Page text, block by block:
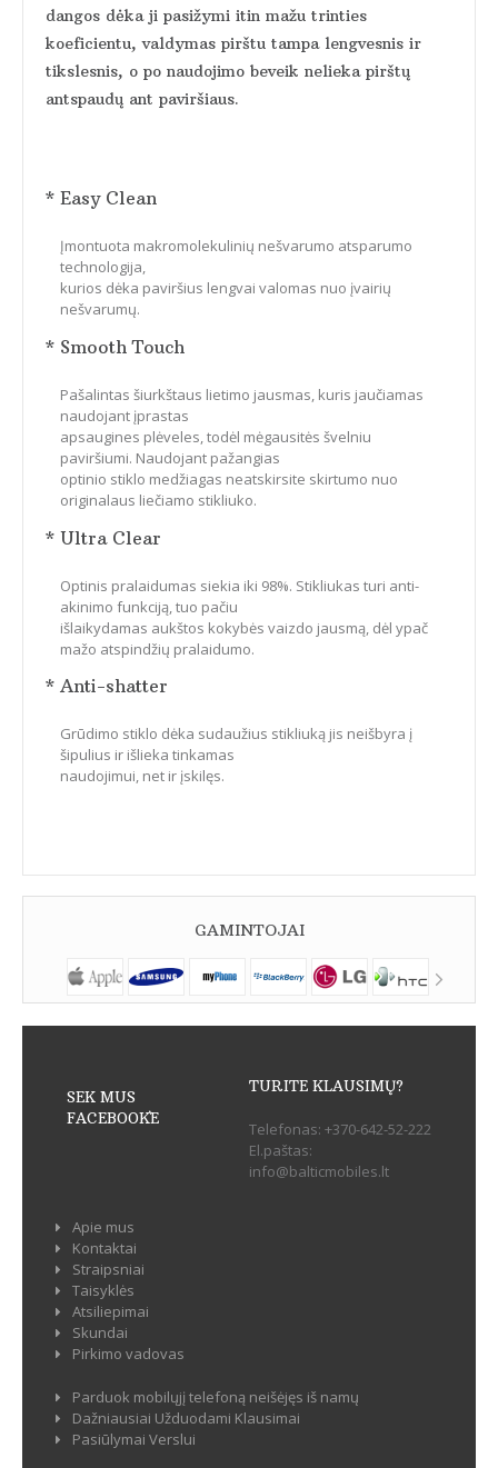
dangos dėka ji pasižymi itin mažu trinties
koeficientu, valdymas pirštu tampa lengvesnis ir
tikslesnis, o po naudojimo beveik nelieka pirštų
antspaudų ant paviršiaus.
* Easy Clean
Įmontuota makromolekulinių nešvarumo atsparumo
technologija,
kurios dėka paviršius lengvai valomas nuo įvairių
nešvarumų.
* Smooth Touch
Pašalintas šiurkštaus lietimo jausmas, kuris jaučiamas
naudojant įprastas
apsaugines plėveles, todėl mėgausitės švelniu
paviršiumi. Naudojant pažangias
optinio stiklo medžiagas neatskirsite skirtumo nuo
originalaus liečiamo stikliuko.
* Ultra Clear
Optinis pralaidumas siekia iki 98%. Stikliukas turi anti-
akinimo funkciją, tuo pačiu
išlaikydamas aukštos kokybės vaizdo jausmą, dėl ypač
mažo atspindžių pralaidumo.
* Anti-shatter
Grūdimo stiklo dėka sudaužius stikliuką jis neišbyra į
šipulius ir išlieka tinkamas
naudojimui, net ir įskilęs.
GAMINTOJAI
SEK MUS
FACEBOOK`E
TURITE KLAUSIMŲ?
Telefonas: +370-642-52-222
El.paštas:
info@balticmobiles.lt
Apie mus
Kontaktai
Straipsniai
Taisyklės
Atsiliepimai
Skundai
Pirkimo vadovas
Parduok mobilųjį telefoną neišėjęs iš namų
Dažniausiai Užduodami Klausimai
Pasiūlymai Verslui